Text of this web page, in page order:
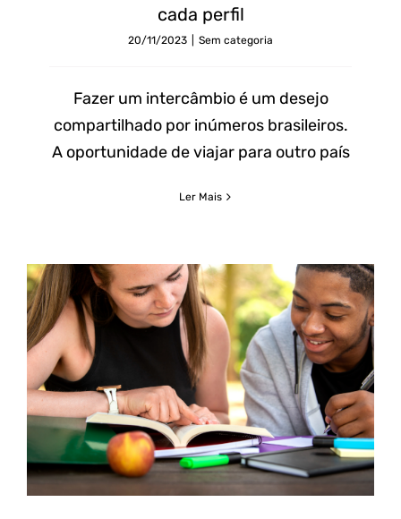
cada perfil
20/11/2023 Sem categoria
Fazer um intercâmbio é um desejo
compartilhado por inúmeros brasileiros.
A oportunidade de viajar para outro país
Ler Mais